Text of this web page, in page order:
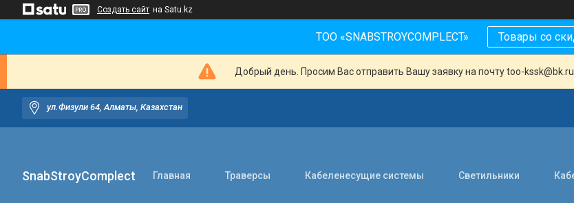
Создать сайт на Satu.kz
ТОО «SNABSTROYCOMPLECT» Товары со
Добрый день. Просим Вас отправить Вашу заявку на почту too-
ул.Физули 64, Алматы, Казахстан
SnabStroyComplect Главная Траверсы Кабеленесущие системы Светильники